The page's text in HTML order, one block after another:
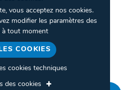
et conditions
confidentialité
des cookies
vous acceptez nos cookies.
modifier les paramètres des
à tout moment
COOKIES
cookies techniques
des cookies